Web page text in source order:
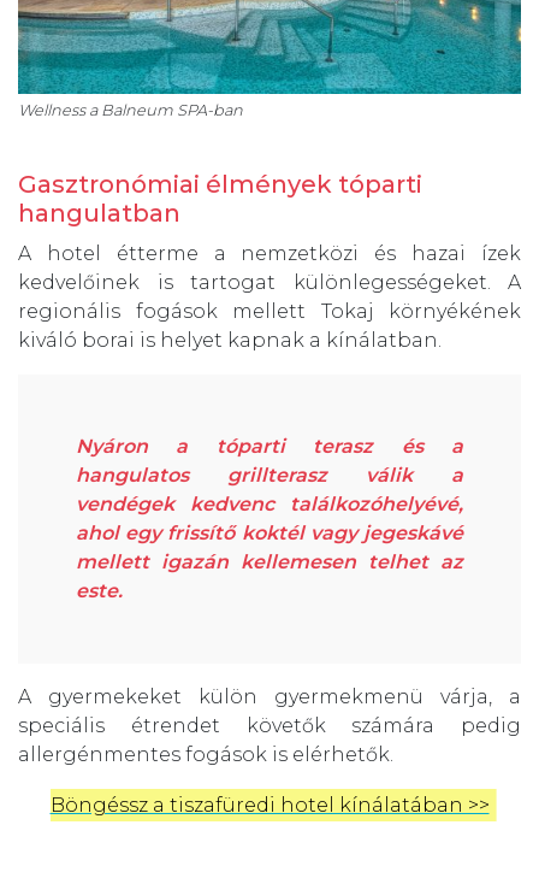
Wellness a Balneum SPA-ban
Gasztronómiai élmények tóparti
hangulatban
A hotel étterme a nemzetközi és hazai ízek
kedvelőinek is tartogat különlegességeket. A
regionális fogások mellett Tokaj környékének
kiváló borai is helyet kapnak a kínálatban.
Nyáron a tóparti terasz és a
hangulatos grillterasz válik a
vendégek kedvenc találkozóhelyévé,
ahol egy frissítő koktél vagy jegeskávé
mellett igazán kellemesen telhet az
este.
A gyermekeket külön gyermekmenü várja, a
speciális étrendet követők számára pedig
allergénmentes fogások is elérhetők.
Böngéssz a tiszafüredi hotel kínálatában >>